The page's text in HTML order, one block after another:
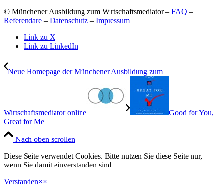
© Münchener Ausbildung zum Wirtschaftsmediator – FAQ –
Referendare – Datenschutz – Impressum
Link zu X
Link zu LinkedIn
Neue Homepage der Münchener Ausbildung zum
Wirtschaftsmediator online
Good for You,
Great for Me
Nach oben scrollen
Diese Seite verwendet Cookies. Bitte nutzen Sie diese Seite nur,
wenn Sie damit einverstanden sind.
Verstanden××